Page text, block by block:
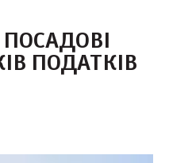
ПОДАТКІВ